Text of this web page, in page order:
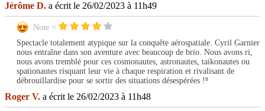
Jérôme D. a écrit le 26/02/2023 à 11h49
Note =
Spectacle totalement atypique sur la conquête aérospatiale. Cyril Garnier
nous entraîne dans son aventure avec beaucoup de brio. Nous avons ri,
nous avons tremblé pour ces cosmonautes, astronautes, taikonautes ou
spationautes risquant leur vie à chaque respiration et rivalisant de
débrouillardise pour se sortir des situations désespérées !⁸
Roger V. a écrit le 26/02/2023 à 11h48